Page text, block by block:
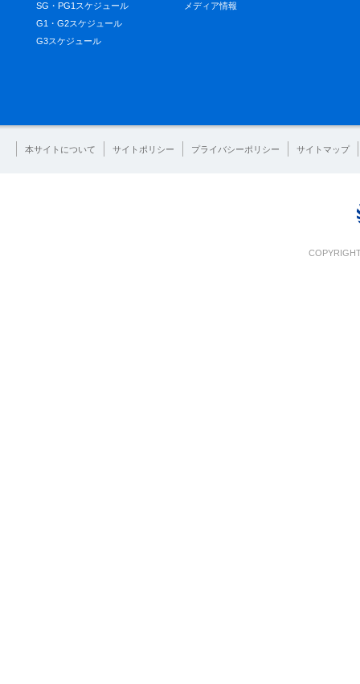
SG・PG1スケジュール
G1・G2スケジュール
G3スケジュール
メディア情報
本サイトについて サイトポリシー プライバシーポリシー サイトマップ